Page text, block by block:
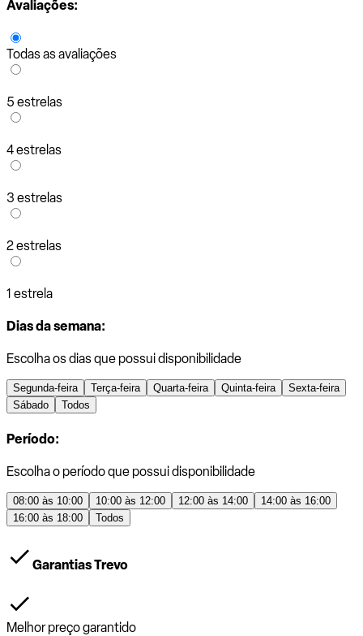
Avaliações:
Todas as avaliações
5 estrelas
4 estrelas
3 estrelas
2 estrelas
1 estrela
Dias da semana:
Escolha os dias que possui disponibilidade
Segunda-feira Terça-feira Quarta-feira Quinta-feira
Sexta-feira
Sábado
Todos
Período:
Escolha o período que possui disponibilidade
08:00 às 10:00 10:00 às 12:00 12:00 às 14:00
14:00 às 16:00
16:00 às 18:00
Todos
Garantias Trevo
Melhor preço garantido